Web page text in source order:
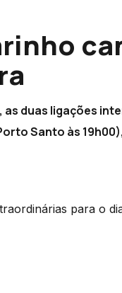
duas ligações
Santo às
para o